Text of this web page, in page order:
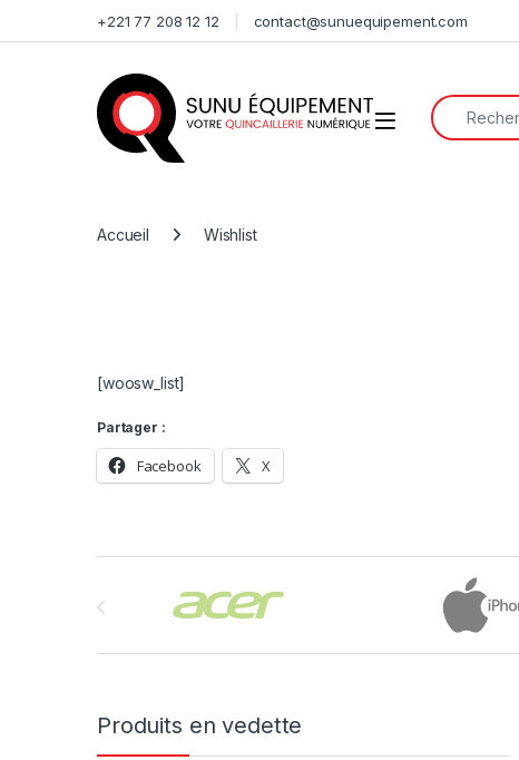
+221 77 208 12 12 contact@sunuequipement.com
Open
Search for:
Accueil Wishlist
[woosw_list]
Partager :
Facebook X
Produits en vedette